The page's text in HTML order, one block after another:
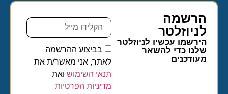
הרשמה
לניוזלטר​
הירשמו עכשיו לניוזלטר
שלנו כדי להשאר
מעודכנים
בביצוע ההרשמה
לאתר, אני מאשר/ת את
תנאי השימושואת
מדיניות הפרטיות